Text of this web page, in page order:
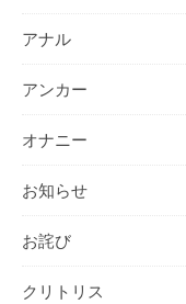
アナル
アンカー
オナニー
お知らせ
お詫び
クリトリス